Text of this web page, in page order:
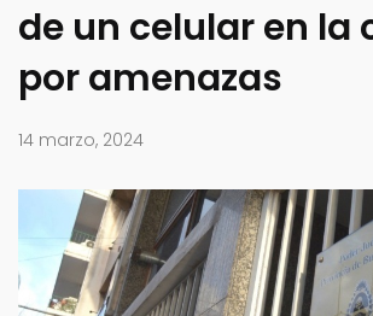
de un celular en la
por amenazas
14 marzo, 2024